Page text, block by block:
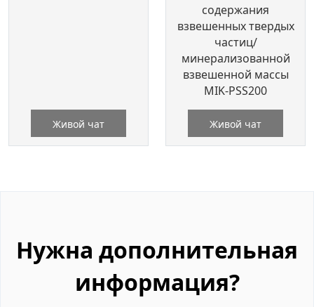
Живой чат
содержания
взвешенных твердых
частиц/
минерализованной
взвешенной массы
MIK-PSS200
Живой чат
Нужна дополнительная
информация?